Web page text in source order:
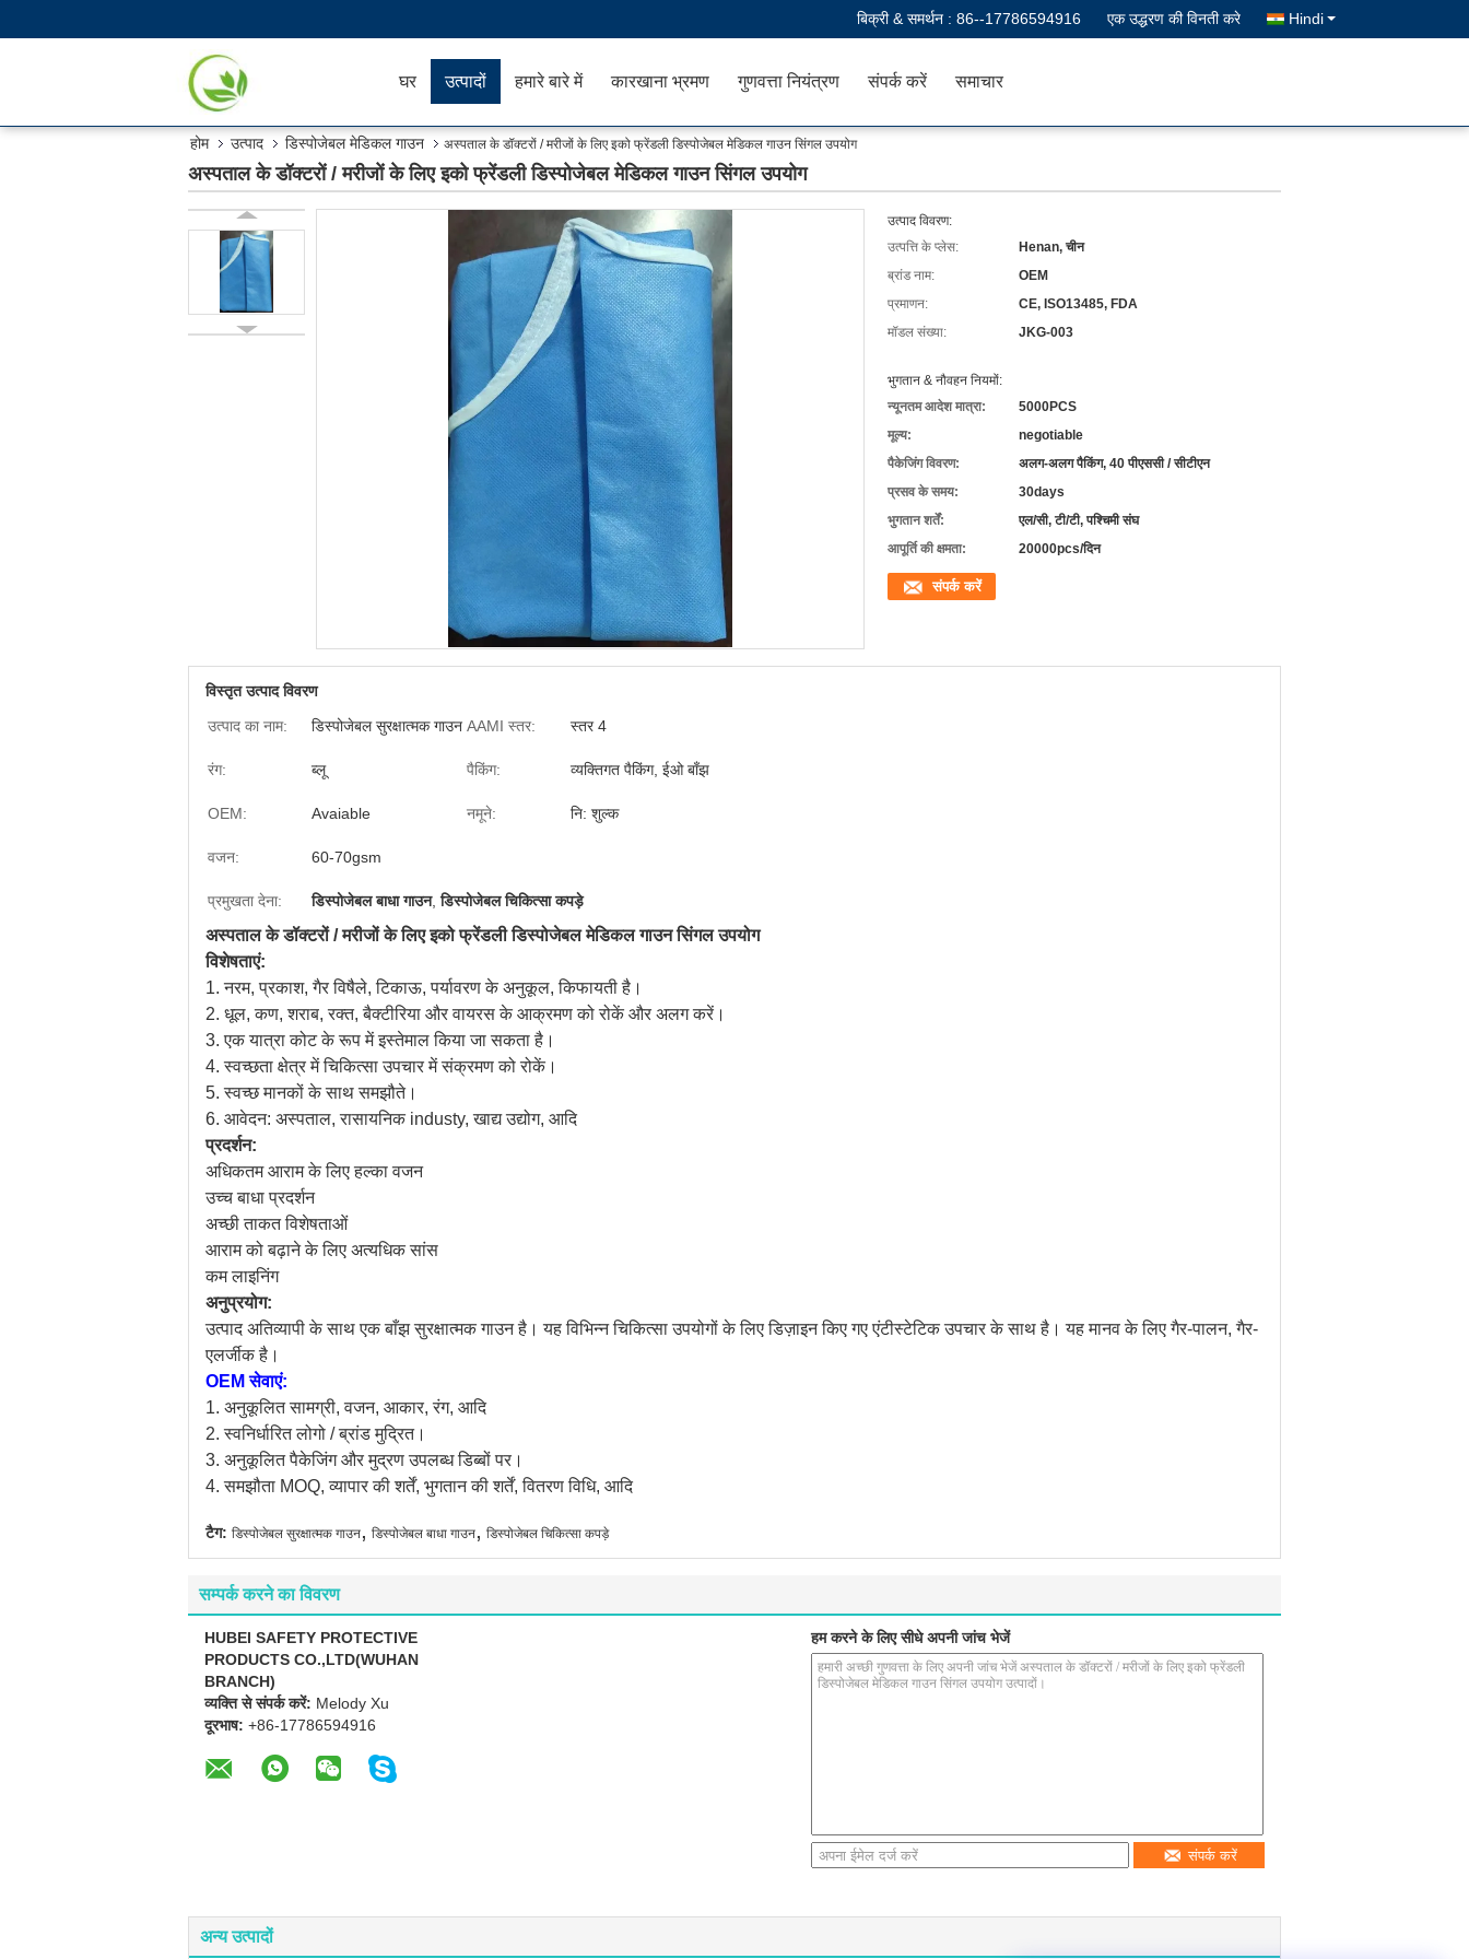
बिक्री & समर्थन : 86--17786594916 एक उद्धरण की विनती करे Hindi
घर उत्पादों हमारे बारे में कारखाना भ्रमण गुणवत्ता नियंत्रण संपर्क करें समाचार
होम उत्पाद डिस्पोजेबल मेडिकल गाउन अस्पताल के डॉक्टरों / मरीजों के लिए इको फ्रेंडली डिस्पोजेबल मेडिकल गाउन सिंगल उपयोग
अस्पताल के डॉक्टरों / मरीजों के लिए इको फ्रेंडली डिस्पोजेबल मेडिकल गाउन सिंगल उपयोग
उत्पाद विवरण:
उत्पत्ति के प्लेस:
Henan, चीन
ब्रांड नाम:
OEM
प्रमाणन:
CE, ISO13485, FDA
मॉडल संख्या:
JKG-003
भुगतान & नौवहन नियमों:
न्यूनतम आदेश मात्रा:
5000PCS
मूल्य:
negotiable
पैकेजिंग विवरण:
अलग-अलग पैकिंग, 40 पीएससी / सीटीएन
प्रसव के समय:
30days
भुगतान शर्तें:
एल/सी, टी/टी, पश्चिमी संघ
आपूर्ति की क्षमता:
20000pcs/दिन
संपर्क करें
विस्तृत उत्पाद विवरण
उत्पाद का नाम:
डिस्पोजेबल सुरक्षात्मक गाउन AAMI स्तर: स्तर 4
रंग: ब्लू पैकिंग: व्यक्तिगत पैकिंग, ईओ बाँझ
OEM: Avaiable नमूने: नि: शुल्क
वजन: 60-70gsm
प्रमुखता देना: डिस्पोजेबल बाधा गाउन,डिस्पोजेबल चिकित्सा कपड़े
अस्पताल के डॉक्टरों / मरीजों के लिए इको फ्रेंडली डिस्पोजेबल मेडिकल गाउन सिंगल उपयोग
विशेषताएं:
1. नरम, प्रकाश, गैर विषैले, टिकाऊ, पर्यावरण के अनुकूल, किफायती है।
2. धूल, कण, शराब, रक्त, बैक्टीरिया और वायरस के आक्रमण को रोकें और अलग करें।
3. एक यात्रा कोट के रूप में इस्तेमाल किया जा सकता है।
4. स्वच्छता क्षेत्र में चिकित्सा उपचार में संक्रमण को रोकें।
5. स्वच्छ मानकों के साथ समझौते।
6. आवेदन: अस्पताल, रासायनिक industy, खाद्य उद्योग, आदि
प्रदर्शन:
अधिकतम आराम के लिए हल्का वजन
उच्च बाधा प्रदर्शन
अच्छी ताकत विशेषताओं
आराम को बढ़ाने के लिए अत्यधिक सांस
कम लाइनिंग
अनुप्रयोग:
उत्पाद अतिव्यापी के साथ एक बाँझ सुरक्षात्मक गाउन है। यह विभिन्न चिकित्सा उपयोगों के लिए डिज़ाइन किए गए एंटीस्टेटिक उपचार के साथ है। यह मानव के लिए गैर-पालन, गैर-
एलर्जीक है।
OEM सेवाएं:
1. अनुकूलित सामग्री, वजन, आकार, रंग, आदि
2. स्वनिर्धारित लोगो / ब्रांड मुद्रित।
3. अनुकूलित पैकेजिंग और मुद्रण उपलब्ध डिब्बों पर।
4. समझौता MOQ, व्यापार की शर्तें, भुगतान की शर्तें, वितरण विधि, आदि
टैग: डिस्पोजेबल सुरक्षात्मक गाउन, डिस्पोजेबल बाधा गाउन, डिस्पोजेबल चिकित्सा कपड़े
सम्पर्क करने का विवरण
HUBEI SAFETY PROTECTIVE
PRODUCTS CO.,LTD(WUHAN
BRANCH)
व्यक्ति से संपर्क करें: Melody Xu
दूरभाष: +86-17786594916
हम करने के लिए सीधे अपनी जांच भेजें
संपर्क करें
अन्य उत्पादों